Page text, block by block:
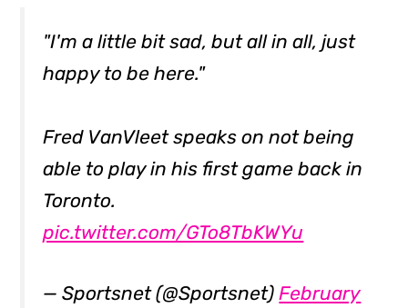
"I'm a little bit sad, but all in all, just
happy to be here."
Fred VanVleet speaks on not being
able to play in his first game back in
Toronto.
pic.twitter.com/GTo8TbKWYu
— Sportsnet (@Sportsnet)February